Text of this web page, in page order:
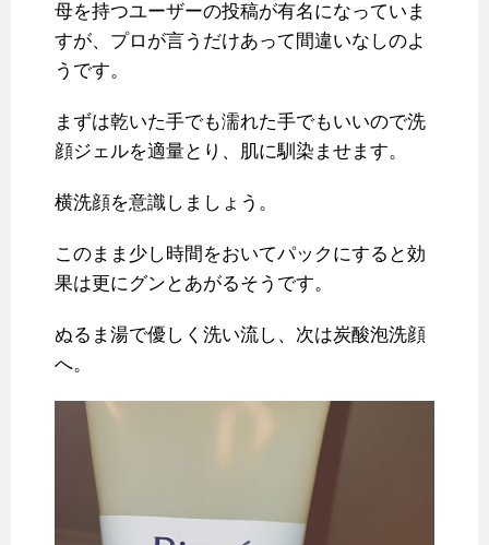
母を持つユーザーの投稿が有名になっていま
すが、プロが言うだけあって間違いなしのよ
うです。
まずは乾いた手でも濡れた手でもいいので洗
顔ジェルを適量とり、肌に馴染ませます。
横洗顔を意識しましょう。
このまま少し時間をおいてパックにすると効
果は更にグンとあがるそうです。
ぬるま湯で優しく洗い流し、次は炭酸泡洗顔
へ。